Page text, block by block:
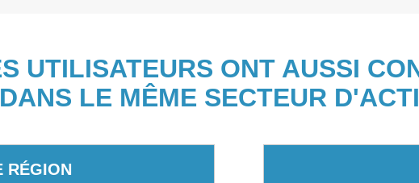
UTILISATEURS ONT AUSSI
DANS LE MÊME SECTEUR
RÉGION